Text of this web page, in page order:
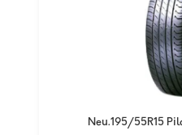
Neu.195/55R15